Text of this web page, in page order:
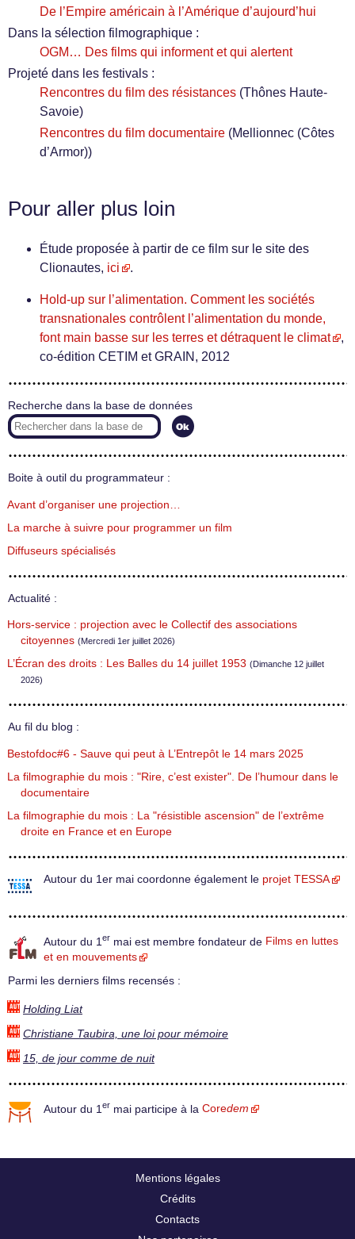
De l’Empire américain à l’Amérique d’aujourd’hui
Dans la sélection filmographique :
OGM… Des films qui informent et qui alertent
Projeté dans les festivals :
Rencontres du film des résistances (Thônes Haute-
Savoie)
Rencontres du film documentaire (Mellionnec (Côtes
d’Armor))
Pour aller plus loin
Étude proposée à partir de ce film sur le site des
Clionautes, ici .
Hold-up sur l’alimentation. Comment les sociétés
transnationales contrôlent l’alimentation du monde,
font main basse sur les terres et détraquent le climat
,
co-édition CETIM et GRAIN, 2012
Recherche dans la base de données
Boite à outil du programmateur :
Avant d’organiser une projection…
La marche à suivre pour programmer un film
Diffuseurs spécialisés
Actualité :
Hors-service : projection avec le Collectif des associations
citoyennes (Mercredi 1er juillet 2026)
L’Écran des droits : Les Balles du 14 juillet 1953 (Dimanche 12 juillet
2026)
Au fil du blog :
Bestofdoc#6 - Sauve qui peut à L’Entrepôt le 14 mars 2025
La filmographie du mois : "Rire, c’est exister". De l’humour dans le
documentaire
La filmographie du mois : La "résistible ascension" de l’extrême
droite en France et en Europe
Autour du 1er mai coordonne également le projet TESSA
Autour du 1 er mai est membre fondateur de Films en luttes
et en mouvements
Parmi les derniers films recensés :
Holding Liat
Christiane Taubira, une loi pour mémoire
15, de jour comme de nuit
Autour du 1 er mai participe à la Coredem
Mentions légales
Crédits
Contacts